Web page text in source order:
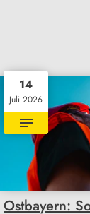
14
Juli 2026
Ostbayern: